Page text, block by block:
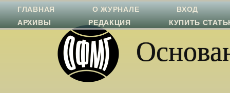
ГЛАВНАЯ О ЖУРНАЛЕ
ВХОД
АРХИВЫ
РЕДАКЦИЯ КУПИТЬ